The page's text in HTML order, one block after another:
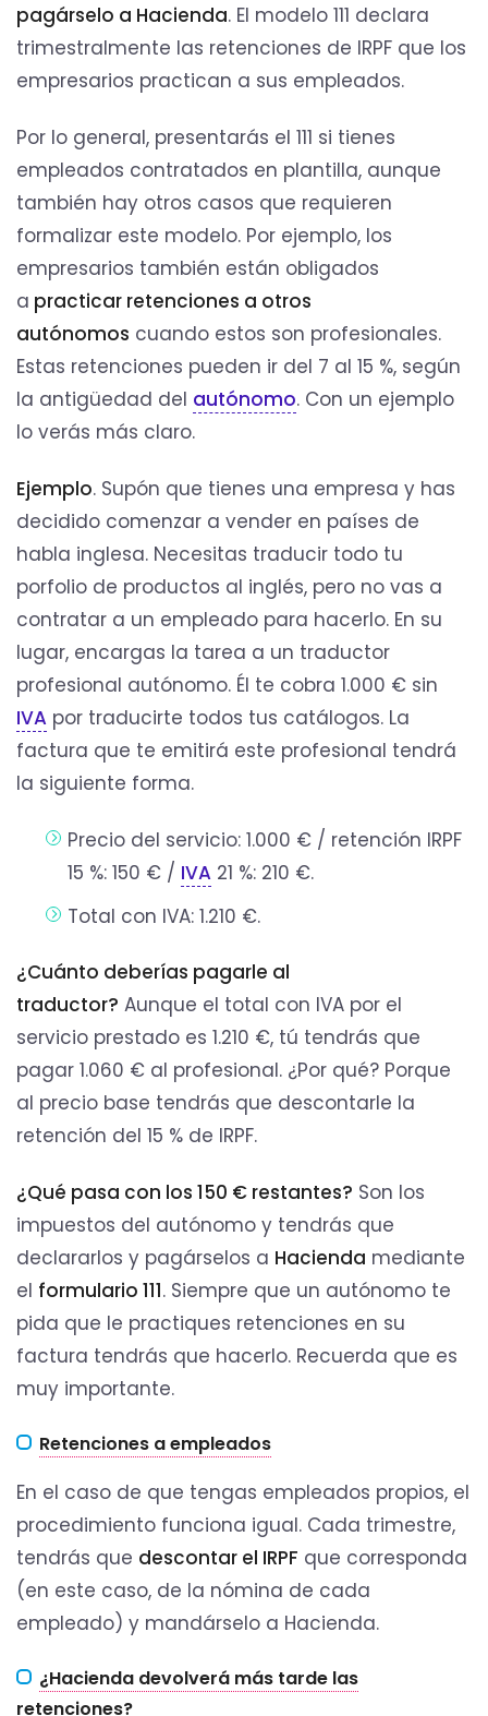
pagárselo a Hacienda. El modelo 111 declara
trimestralmente las retenciones de IRPF que los
empresarios practican a sus empleados.
Por lo general, presentarás el 111 si tienes
empleados contratados en plantilla, aunque
también hay otros casos que requieren
formalizar este modelo. Por ejemplo, los
empresarios también están obligados
a practicar retenciones a otros
autónomos cuando estos son profesionales.
Estas retenciones pueden ir del 7 al 15 %, según
la antigüedad del autónomo. Con un ejemplo
lo verás más claro.
Ejemplo. Supón que tienes una empresa y has
decidido comenzar a vender en países de
habla inglesa. Necesitas traducir todo tu
porfolio de productos al inglés, pero no vas a
contratar a un empleado para hacerlo. En su
lugar, encargas la tarea a un traductor
profesional autónomo. Él te cobra 1.000 € sin
IVA por traducirte todos tus catálogos. La
factura que te emitirá este profesional tendrá
la siguiente forma.
Precio del servicio: 1.000 € / retención IRPF
15 %: 150 € / IVA 21 %: 210 €.
Total con IVA: 1.210 €.
¿Cuánto deberías pagarle al
traductor? Aunque el total con IVA por el
servicio prestado es 1.210 €, tú tendrás que
pagar 1.060 € al profesional. ¿Por qué? Porque
al precio base tendrás que descontarle la
retención del 15 % de IRPF.
¿Qué pasa con los 150 € restantes? Son los
impuestos del autónomo y tendrás que
declararlos y pagárselos a Hacienda mediante
el formulario 111. Siempre que un autónomo te
pida que le practiques retenciones en su
factura tendrás que hacerlo. Recuerda que es
muy importante.
Retenciones a empleados
En el caso de que tengas empleados propios, el
procedimiento funciona igual. Cada trimestre,
tendrás que descontar el IRPF que corresponda
(en este caso, de la nómina de cada
empleado) y mandárselo a Hacienda.
¿Hacienda devolverá más tarde las
retenciones?